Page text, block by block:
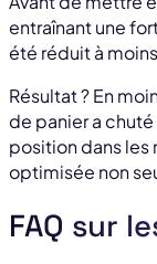
entraînant une
été réduit à
Résultat ? En
de panier a
position dans les
optimisée non
FAQ sur